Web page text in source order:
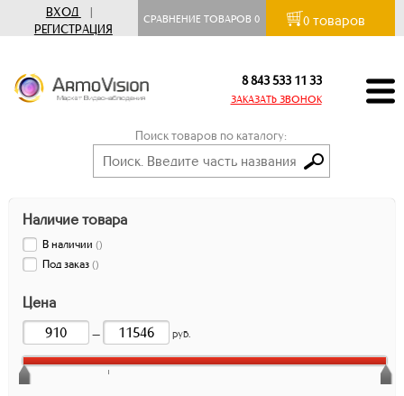
ВХОД
|
РЕГИСТРАЦИЯ
СРАВНЕНИЕ ТОВАРОВ0 0 товаров
8 843 533 11 33
ЗАКАЗАТЬ ЗВОНОК
Поиск товаров по каталогу:
Наличие товара
В наличии ()
Под заказ ()
Цена
— руб.